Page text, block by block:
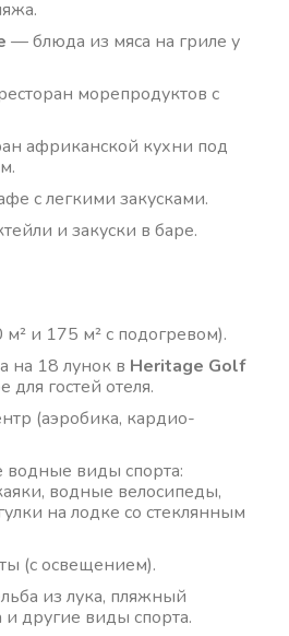
— блюда из мяса на гриле у
морепродуктов с
африканской кухни под
с легкими закусками.
и закуски в баре.
м² и 175 м² с подогревом).
на 18 лунок в Heritage Golf
для гостей отеля.
(аэробика, кардио-
водные виды спорта:
водные велосипеды,
на лодке со стеклянным
(с освещением).
из лука, пляжный
и другие виды спорта.